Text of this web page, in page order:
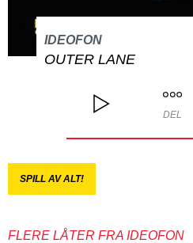
IDEOFON
OUTER LANE
DEL
SPILL AV ALT!
FLERE LÅTER FRA IDEOFON